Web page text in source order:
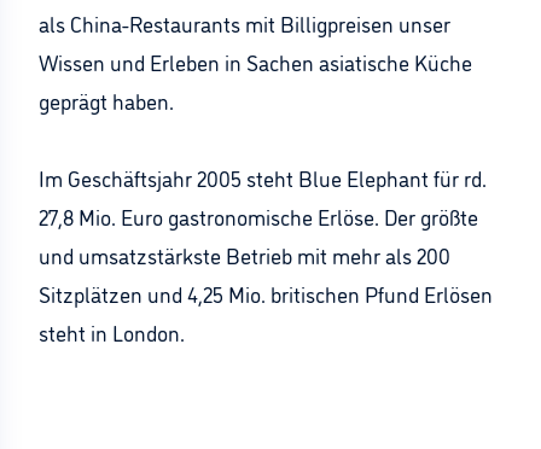
als China-Restaurants mit Billigpreisen unser
Wissen und Erleben in Sachen asiatische Küche
geprägt haben.
Im Geschäftsjahr 2005 steht Blue Elephant für rd.
27,8 Mio. Euro gastronomische Erlöse. Der größte
und umsatzstärkste Betrieb mit mehr als 200
Sitzplätzen und 4,25 Mio. britischen Pfund Erlösen
steht in London.